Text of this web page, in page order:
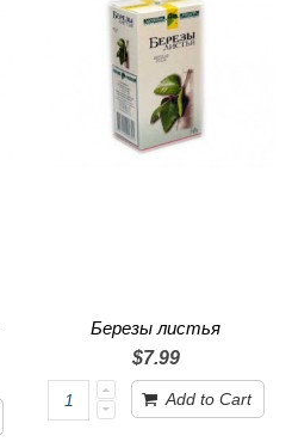
Березы листья
$7.99
Add to Cart